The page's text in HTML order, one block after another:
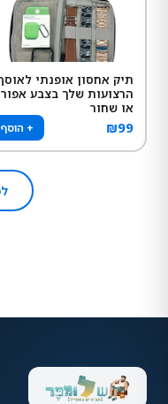
תיק אחסון אופנתי
הרצועות שלך בצבע אפור
או שחור
₪99 + הוסף